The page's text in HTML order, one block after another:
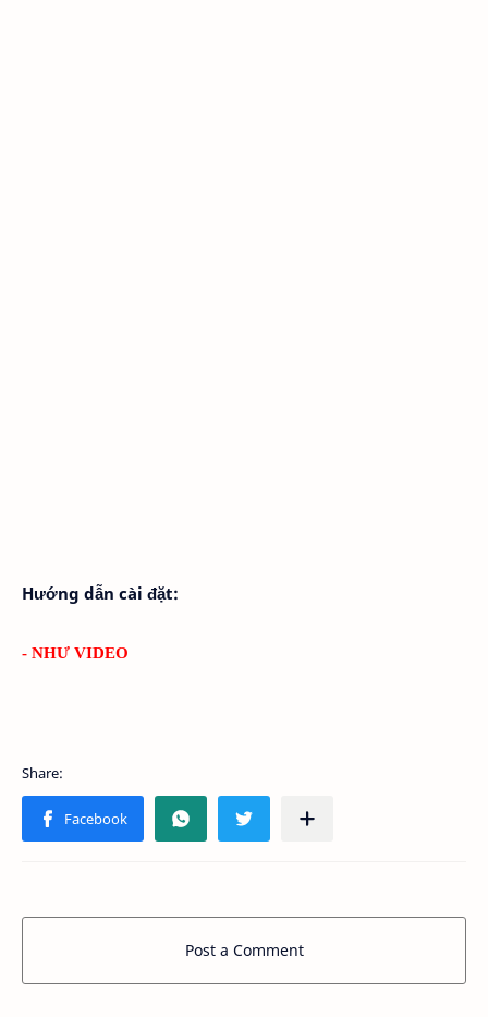
Hướng dẫn cài đặt:
- NHƯ VIDEO
Post a Comment